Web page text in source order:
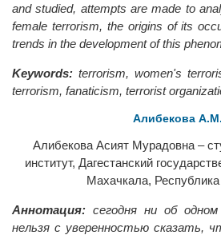
and studied, attempts are made to
female terrorism, the origins of its
trends in the development of this
Keywords: terrorism, women's
terrorism, fanaticism, terrorist
Алибекова А.М.
Алибекова Асият Мурадовна –
институт, Дагестанский
Махачкала, Республика
Аннотация: сегодня ни об
нельзя с уверенностью сказать,